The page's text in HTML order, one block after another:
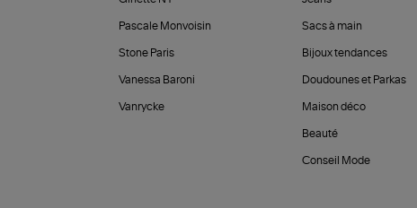
Pascale Monvoisin
Stone Paris
Vanessa Baroni
Vanrycke
Sacs à main
Bijoux tendances
Doudounes et Parkas
Maison déco
Beauté
Conseil Mode